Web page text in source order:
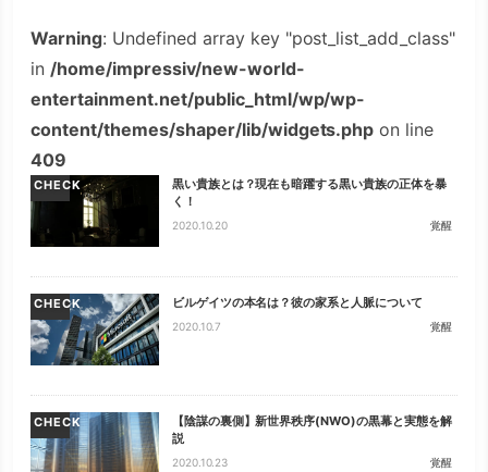
Warning: Undefined array key "post_list_add_class"
in /home/impressiv/new-world-
entertainment.net/public_html/wp/wp-
content/themes/shaper/lib/widgets.php on line
409
CHECK
黒い貴族とは？現在も暗躍する黒い貴族の正体を暴
く！
2020.10.20 覚醒
CHECK ビルゲイツの本名は？彼の家系と人脈について
2020.10.7 覚醒
CHECK
【陰謀の裏側】新世界秩序(NWO)の黒幕と実態を解
説
2020.10.23 覚醒